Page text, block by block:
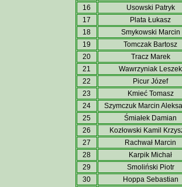
16
Usowski Patryk
17
Plata Łukasz
18
Smykowski Marcin
19
Tomczak Bartosz
20
Tracz Marek
21
Wawrzyniak Leszek
22
Picur Józef
23
Kmieć Tomasz
24
Szymczuk Marcin
25
Śmiałek Damian
26
Kozłowski Kamil
27
Rachwał Marcin
28
Karpik Michał
29
Smoliński Piotr
30
Hoppa Sebastian